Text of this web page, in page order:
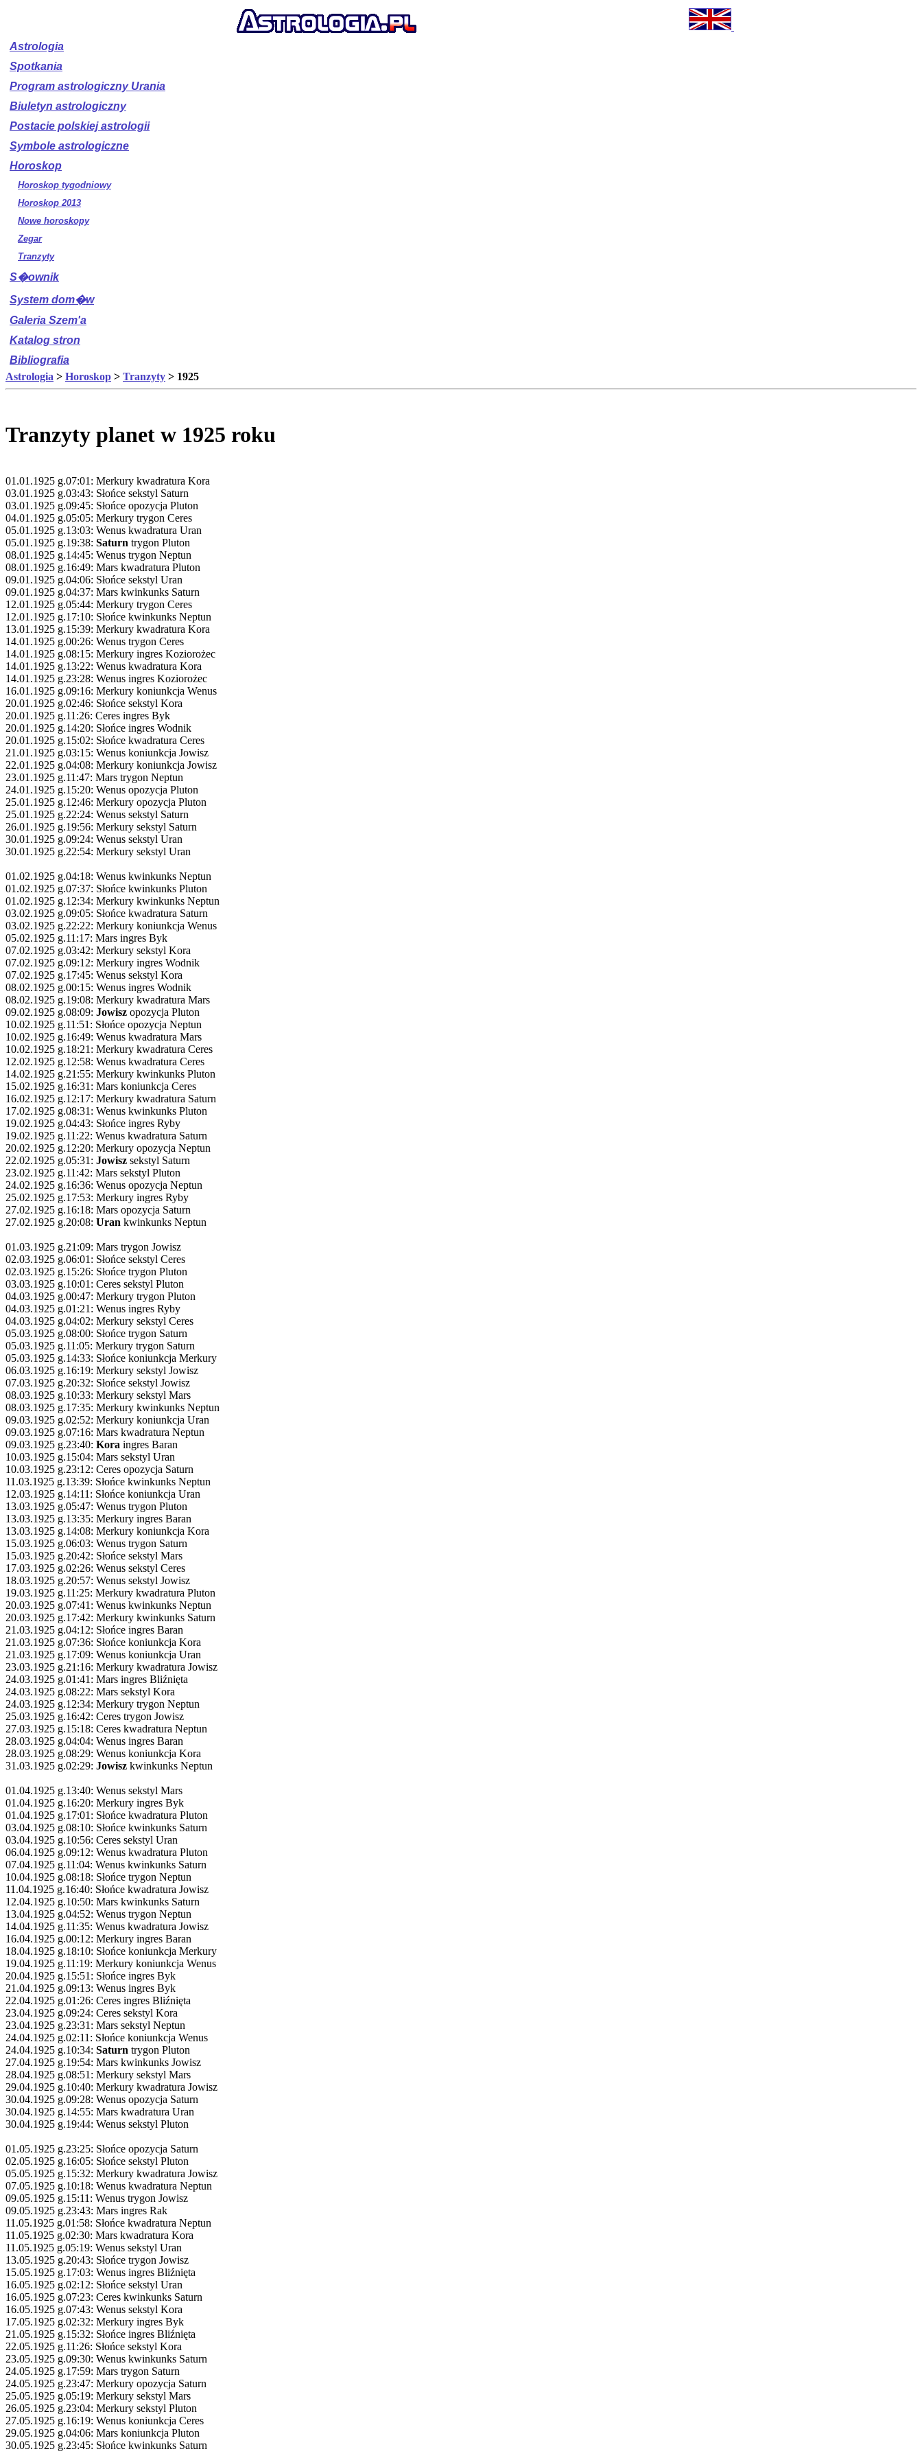
Astrologia
Spotkania
Program astrologiczny Urania
Biuletyn astrologiczny
Postacie polskiej astrologii
Symbole astrologiczne
Horoskop
Horoskop tygodniowy
Horoskop 2013
Nowe horoskopy
Zegar
Tranzyty
S�ownik
System dom�w
Galeria Szem'a
Katalog stron
Bibliografia
Astrologia > Horoskop > Tranzyty > 1925
Tranzyty planet w 1925 roku
01.01.1925 g.07:01: Merkury kwadratura Kora
03.01.1925 g.03:43: Słońce sekstyl Saturn
03.01.1925 g.09:45: Słońce opozycja Pluton
04.01.1925 g.05:05: Merkury trygon Ceres
05.01.1925 g.13:03: Wenus kwadratura Uran
05.01.1925 g.19:38: Saturn trygon Pluton
08.01.1925 g.14:45: Wenus trygon Neptun
08.01.1925 g.16:49: Mars kwadratura Pluton
09.01.1925 g.04:06: Słońce sekstyl Uran
09.01.1925 g.04:37: Mars kwinkunks Saturn
12.01.1925 g.05:44: Merkury trygon Ceres
12.01.1925 g.17:10: Słońce kwinkunks Neptun
13.01.1925 g.15:39: Merkury kwadratura Kora
14.01.1925 g.00:26: Wenus trygon Ceres
14.01.1925 g.08:15: Merkury ingres Koziorożec
14.01.1925 g.13:22: Wenus kwadratura Kora
14.01.1925 g.23:28: Wenus ingres Koziorożec
16.01.1925 g.09:16: Merkury koniunkcja Wenus
20.01.1925 g.02:46: Słońce sekstyl Kora
20.01.1925 g.11:26: Ceres ingres Byk
20.01.1925 g.14:20: Słońce ingres Wodnik
20.01.1925 g.15:02: Słońce kwadratura Ceres
21.01.1925 g.03:15: Wenus koniunkcja Jowisz
22.01.1925 g.04:08: Merkury koniunkcja Jowisz
23.01.1925 g.11:47: Mars trygon Neptun
24.01.1925 g.15:20: Wenus opozycja Pluton
25.01.1925 g.12:46: Merkury opozycja Pluton
25.01.1925 g.22:24: Wenus sekstyl Saturn
26.01.1925 g.19:56: Merkury sekstyl Saturn
30.01.1925 g.09:24: Wenus sekstyl Uran
30.01.1925 g.22:54: Merkury sekstyl Uran
01.02.1925 g.04:18: Wenus kwinkunks Neptun
01.02.1925 g.07:37: Słońce kwinkunks Pluton
01.02.1925 g.12:34: Merkury kwinkunks Neptun
03.02.1925 g.09:05: Słońce kwadratura Saturn
03.02.1925 g.22:22: Merkury koniunkcja Wenus
05.02.1925 g.11:17: Mars ingres Byk
07.02.1925 g.03:42: Merkury sekstyl Kora
07.02.1925 g.09:12: Merkury ingres Wodnik
07.02.1925 g.17:45: Wenus sekstyl Kora
08.02.1925 g.00:15: Wenus ingres Wodnik
08.02.1925 g.19:08: Merkury kwadratura Mars
09.02.1925 g.08:09: Jowisz opozycja Pluton
10.02.1925 g.11:51: Słońce opozycja Neptun
10.02.1925 g.16:49: Wenus kwadratura Mars
10.02.1925 g.18:21: Merkury kwadratura Ceres
12.02.1925 g.12:58: Wenus kwadratura Ceres
14.02.1925 g.21:55: Merkury kwinkunks Pluton
15.02.1925 g.16:31: Mars koniunkcja Ceres
16.02.1925 g.12:17: Merkury kwadratura Saturn
17.02.1925 g.08:31: Wenus kwinkunks Pluton
19.02.1925 g.04:43: Słońce ingres Ryby
19.02.1925 g.11:22: Wenus kwadratura Saturn
20.02.1925 g.12:20: Merkury opozycja Neptun
22.02.1925 g.05:31: Jowisz sekstyl Saturn
23.02.1925 g.11:42: Mars sekstyl Pluton
24.02.1925 g.16:36: Wenus opozycja Neptun
25.02.1925 g.17:53: Merkury ingres Ryby
27.02.1925 g.16:18: Mars opozycja Saturn
27.02.1925 g.20:08: Uran kwinkunks Neptun
01.03.1925 g.21:09: Mars trygon Jowisz
02.03.1925 g.06:01: Słońce sekstyl Ceres
02.03.1925 g.15:26: Słońce trygon Pluton
03.03.1925 g.10:01: Ceres sekstyl Pluton
04.03.1925 g.00:47: Merkury trygon Pluton
04.03.1925 g.01:21: Wenus ingres Ryby
04.03.1925 g.04:02: Merkury sekstyl Ceres
05.03.1925 g.08:00: Słońce trygon Saturn
05.03.1925 g.11:05: Merkury trygon Saturn
05.03.1925 g.14:33: Słońce koniunkcja Merkury
06.03.1925 g.16:19: Merkury sekstyl Jowisz
07.03.1925 g.20:32: Słońce sekstyl Jowisz
08.03.1925 g.10:33: Merkury sekstyl Mars
08.03.1925 g.17:35: Merkury kwinkunks Neptun
09.03.1925 g.02:52: Merkury koniunkcja Uran
09.03.1925 g.07:16: Mars kwadratura Neptun
09.03.1925 g.23:40: Kora ingres Baran
10.03.1925 g.15:04: Mars sekstyl Uran
10.03.1925 g.23:12: Ceres opozycja Saturn
11.03.1925 g.13:39: Słońce kwinkunks Neptun
12.03.1925 g.14:11: Słońce koniunkcja Uran
13.03.1925 g.05:47: Wenus trygon Pluton
13.03.1925 g.13:35: Merkury ingres Baran
13.03.1925 g.14:08: Merkury koniunkcja Kora
15.03.1925 g.06:03: Wenus trygon Saturn
15.03.1925 g.20:42: Słońce sekstyl Mars
17.03.1925 g.02:26: Wenus sekstyl Ceres
18.03.1925 g.20:57: Wenus sekstyl Jowisz
19.03.1925 g.11:25: Merkury kwadratura Pluton
20.03.1925 g.07:41: Wenus kwinkunks Neptun
20.03.1925 g.17:42: Merkury kwinkunks Saturn
21.03.1925 g.04:12: Słońce ingres Baran
21.03.1925 g.07:36: Słońce koniunkcja Kora
21.03.1925 g.17:09: Wenus koniunkcja Uran
23.03.1925 g.21:16: Merkury kwadratura Jowisz
24.03.1925 g.01:41: Mars ingres Bliźnięta
24.03.1925 g.08:22: Mars sekstyl Kora
24.03.1925 g.12:34: Merkury trygon Neptun
25.03.1925 g.16:42: Ceres trygon Jowisz
27.03.1925 g.15:18: Ceres kwadratura Neptun
28.03.1925 g.04:04: Wenus ingres Baran
28.03.1925 g.08:29: Wenus koniunkcja Kora
31.03.1925 g.02:29: Jowisz kwinkunks Neptun
01.04.1925 g.13:40: Wenus sekstyl Mars
01.04.1925 g.16:20: Merkury ingres Byk
01.04.1925 g.17:01: Słońce kwadratura Pluton
03.04.1925 g.08:10: Słońce kwinkunks Saturn
03.04.1925 g.10:56: Ceres sekstyl Uran
06.04.1925 g.09:12: Wenus kwadratura Pluton
07.04.1925 g.11:04: Wenus kwinkunks Saturn
10.04.1925 g.08:18: Słońce trygon Neptun
11.04.1925 g.16:40: Słońce kwadratura Jowisz
12.04.1925 g.10:50: Mars kwinkunks Saturn
13.04.1925 g.04:52: Wenus trygon Neptun
14.04.1925 g.11:35: Wenus kwadratura Jowisz
16.04.1925 g.00:12: Merkury ingres Baran
18.04.1925 g.18:10: Słońce koniunkcja Merkury
19.04.1925 g.11:19: Merkury koniunkcja Wenus
20.04.1925 g.15:51: Słońce ingres Byk
21.04.1925 g.09:13: Wenus ingres Byk
22.04.1925 g.01:26: Ceres ingres Bliźnięta
23.04.1925 g.09:24: Ceres sekstyl Kora
23.04.1925 g.23:31: Mars sekstyl Neptun
24.04.1925 g.02:11: Słońce koniunkcja Wenus
24.04.1925 g.10:34: Saturn trygon Pluton
27.04.1925 g.19:54: Mars kwinkunks Jowisz
28.04.1925 g.08:51: Merkury sekstyl Mars
29.04.1925 g.10:40: Merkury kwadratura Jowisz
30.04.1925 g.09:28: Wenus opozycja Saturn
30.04.1925 g.14:55: Mars kwadratura Uran
30.04.1925 g.19:44: Wenus sekstyl Pluton
01.05.1925 g.23:25: Słońce opozycja Saturn
02.05.1925 g.16:05: Słońce sekstyl Pluton
05.05.1925 g.15:32: Merkury kwadratura Jowisz
07.05.1925 g.10:18: Wenus kwadratura Neptun
09.05.1925 g.15:11: Wenus trygon Jowisz
09.05.1925 g.23:43: Mars ingres Rak
11.05.1925 g.01:58: Słońce kwadratura Neptun
11.05.1925 g.02:30: Mars kwadratura Kora
11.05.1925 g.05:19: Wenus sekstyl Uran
13.05.1925 g.20:43: Słońce trygon Jowisz
15.05.1925 g.17:03: Wenus ingres Bliźnięta
16.05.1925 g.02:12: Słońce sekstyl Uran
16.05.1925 g.07:23: Ceres kwinkunks Saturn
16.05.1925 g.07:43: Wenus sekstyl Kora
17.05.1925 g.02:32: Merkury ingres Byk
21.05.1925 g.15:32: Słońce ingres Bliźnięta
22.05.1925 g.11:26: Słońce sekstyl Kora
23.05.1925 g.09:30: Wenus kwinkunks Saturn
24.05.1925 g.17:59: Mars trygon Saturn
24.05.1925 g.23:47: Merkury opozycja Saturn
25.05.1925 g.05:19: Merkury sekstyl Mars
26.05.1925 g.23:04: Merkury sekstyl Pluton
27.05.1925 g.16:19: Wenus koniunkcja Ceres
29.05.1925 g.04:06: Mars koniunkcja Pluton
30.05.1925 g.23:45: Słońce kwinkunks Saturn